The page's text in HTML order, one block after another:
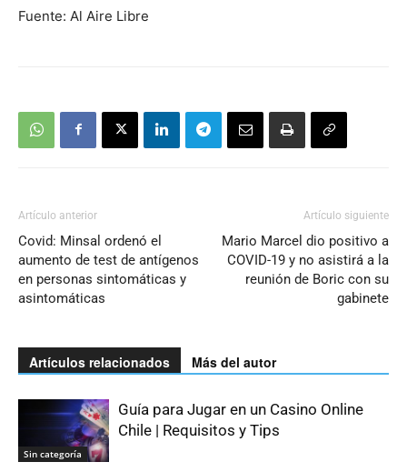
Fuente: Al Aire Libre
Artículo anterior
Covid: Minsal ordenó el
aumento de test de antígenos
en personas sintomáticas y
asintomáticas
Artículo siguiente
Mario Marcel dio positivo a
COVID-19 y no asistirá a la
reunión de Boric con su
gabinete
Artículos relacionados Más del autor
Sin categoría
Guía para Jugar en un Casino Online
Chile | Requisitos y Tips